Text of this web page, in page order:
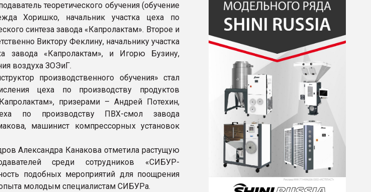
теоретического обучения (обучение
Хоришко, начальник участка цеха по
синтеза завода «Капролактам». Второе и
Виктору Феклину, начальнику участка
завода «Капролактам», и Игорю Бузину,
воздуха ЗОЭиГ.
производственного обучения» стал
цеха по производству продуктов
призерами – Андрей Потехин,
по производству ПВХ-смол завода
машинист компрессорных установок
Александра Канакова отметила растущую
среди сотрудников «СИБУР-
подобных мероприятий для поощрения
молодым специалистам СИБУРа.